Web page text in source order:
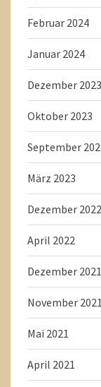
Februar 2024
Januar 2024
Dezember 2023
Oktober 2023
September
März 2023
Dezember 2022
April 2022
Dezember 2021
November 2021
Mai 2021
April 2021